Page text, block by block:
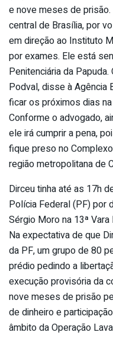
e nove meses de
central de Brasília, por
em direção ao Instituto
por exames. Ele está
Penitenciária da
Podval, disse à Agência
ficar os próximos dias
Conforme o advogado,
ele irá cumprir a pena,
fique preso no
região metropolitana de
Dirceu tinha até as 17h
Polícia Federal (PF) por
Sérgio Moro na 13ª
Na expectativa de que
da PF, um grupo de 80
prédio pedindo a
execução provisória da
nove meses de prisão
de dinheiro e
âmbito da Operação